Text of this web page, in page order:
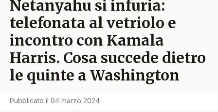
Netanyahu si infuria:
telefonata al vetriolo e
incontro con Kamala
Harris. Cosa succede dietro
le quinte a Washington
Pubblicato il 04 marzo 2024